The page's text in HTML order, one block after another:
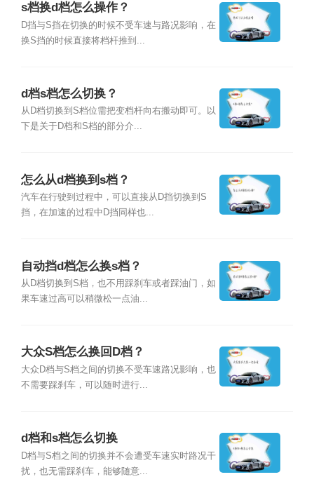
s档换d档怎么操作？
D挡与S挡在切换的时候不受车速与路况影响，在
换S挡的时候直接将档杆推到...
d档s档怎么切换？
从D档切换到S档位需把变档杆向右搬动即可。以
下是关于D档和S档的部分介...
怎么从d档换到s档？
汽车在行驶到过程中，可以直接从D挡切换到S
挡，在加速的过程中D挡同样也...
自动挡d档怎么换s档？
从D档切换到S档，也不用踩刹车或者踩油门，如
果车速过高可以稍微松一点油...
大众S档怎么换回D档？
大众D档与S档之间的切换不受车速路况影响，也
不需要踩刹车，可以随时进行...
d档和s档怎么切换
D档与S档之间的切换并不会遭受车速实时路况干
扰，也无需踩刹车，能够随意...